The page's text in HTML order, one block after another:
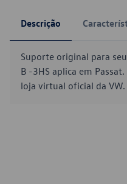
Descrição
Suporte original para
B -3HS aplica em
loja virtual oficial da VW.